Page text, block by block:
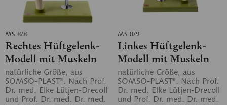
MS 8/8
Rechtes Hüftgelenk-
Modell mit Muskeln
und Nerven
natürliche Größe, aus
SOMSO-PLAST®. Nach Prof.
Dr. med. Elke Lütjen-Drecoll
und Prof. Dr. med. Dr. med.
MS 8/9
Linkes Hüftgelenk-
Modell mit Muskeln
natürliche Größe, aus
SOMSO-PLAST®. Nach Prof.
Dr. med. Elke Lütjen-Drecoll
und Prof. Dr. med. Dr. med.